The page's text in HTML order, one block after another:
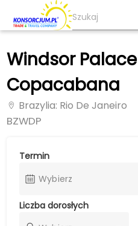
Windsor Palace
Copacabana
Brazylia: Rio De Janeiro
BZWDP
Termin
Wybierz
Liczba dorosłych